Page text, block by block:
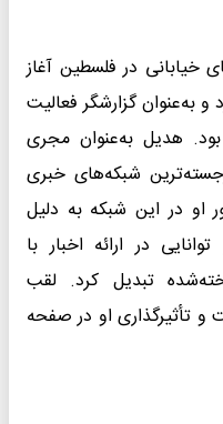
خیابانی در فلسطین آغاز
به‌عنوان گزارشگر فعالیت
هدیل به‌عنوان مجری
شبکه‌های خبری
در این شبکه به دلیل
در ارائه اخبار با
تبدیل کرد. لقب
و تأثیرگذاری او در صفحه